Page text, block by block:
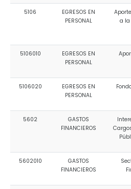
Procesos de
Obras y proyectos
5106
EGRESOS EN
PERSONAL
a la
5106010
EGRESOS EN
PERSONAL
5106020
EGRESOS EN
PERSONAL
5602
GASTOS
FINANCIEROS
5602010
GASTOS
FINANCIEROS